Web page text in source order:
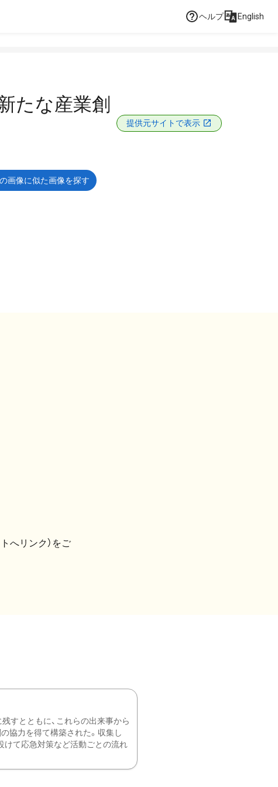
ヘルプ English
たな産業創
提供元サイトで表示
画像に似た画像を探す
トへリンク）をご
すとともに、これらの出来事から
協力を得て構築された。収集し
けて応急対策など活動ごとの流れ